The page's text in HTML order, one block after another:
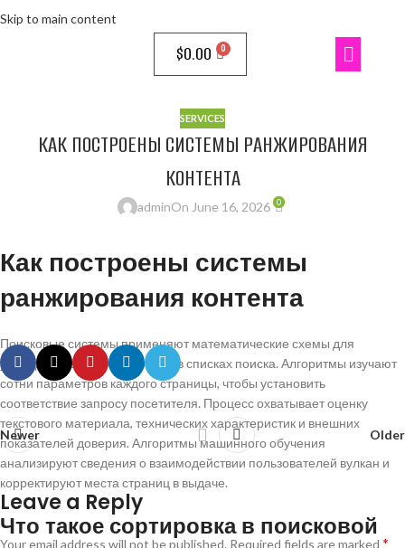
Skip to main content
$0.00
SERVICES
КАК ПОСТРОЕНЫ СИСТЕМЫ РАНЖИРОВАНИЯ
КОНТЕНТА
adminOn June 16, 2026 0
Как построены системы
ранжирования контента
Поисковые системы применяют математические схемы для
упорядочивания веб-страниц в списках поиска. Алгоритмы изучают
сотни параметров каждого страницы, чтобы установить
соответствие запросу посетителя. Процесс охватывает оценку
текстового материала, технических характеристик и внешних
показателей доверия. Алгоритмы машинного обучения
анализируют сведения о взаимодействии пользователей вулкан и
корректируют места страниц в выдаче.
Что такое сортировка в поисковой
Newer Older
Leave a Reply
Your email address will not be published. Required fields are marked *